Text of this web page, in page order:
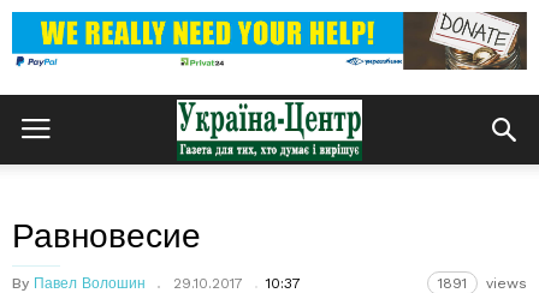
Равновесие
By Павел Волошин 29.10.2017 10:37 1891 views